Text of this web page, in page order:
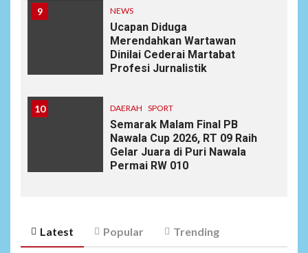
9 NEWS
Ucapan Diduga
Merendahkan Wartawan
Dinilai Cederai Martabat
Profesi Jurnalistik
10 DAERAH SPORT
Semarak Malam Final PB
Nawala Cup 2026, RT 09 Raih
Gelar Juara di Puri Nawala
Permai RW 010
Latest Popular Trending